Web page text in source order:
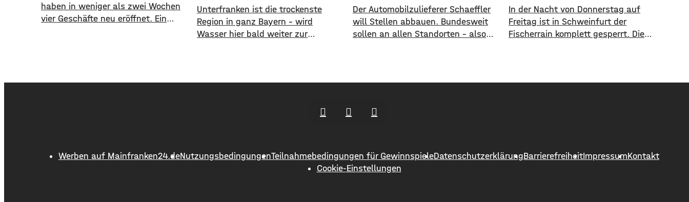
haben in weniger als zwei Wochen
vier Geschäfte neu eröffnet. Ein
Kissingens Oberbürgermeister Dirk
​​Unterfranken ist die trockenste
Region in ganz Bayern – wird
Wasser hier bald weiter zur
Grünen im Bayerischen Landtag
fordern sie einen 10-Punkte-Wasser-
Notfallplan für Bayern. ​Die Grünen-
So sollen unter anderem
Der Automobilzulieferer Schaeffler
will Stellen abbauen. Bundesweit
sollen an allen Standorten – also
Altersteilzeitregelungen passieren.
und älter können Angebote zur
Altersteilzeit nutzen. Laut dem
schwieriges Marktumfeld und
sinkende Umsätze im
In der Nacht von Donnerstag auf
Freitag ist in Schweinfurt der
Fischerrain komplett gesperrt. Die
Fernwärmenetz. Aktuell ist die
Werben auf Mainfranken24.deNutzungsbedingungenTeilnahmebedingungen für GewinnspieleDatenschutzerklärungBarrierefreiheitImpressumKontakt
Cookie-Einstellungen